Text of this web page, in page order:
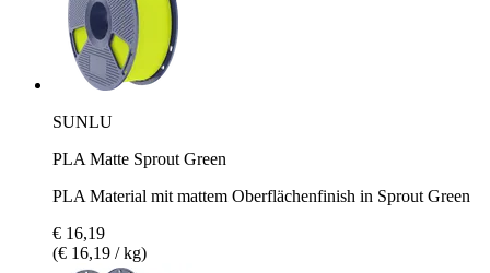
SUNLU
PLA Matte Sprout Green
PLA Material mit mattem Oberflächenfinish in Sprout Green
€ 16,19
(€ 16,19 / kg)